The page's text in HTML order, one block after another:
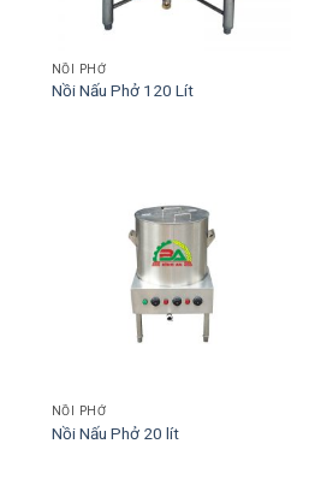
NỒI PHỞ
Nồi Nấu Phở 120 Lít
NỒI PHỞ
Nồi Nấu Phở 20 lít